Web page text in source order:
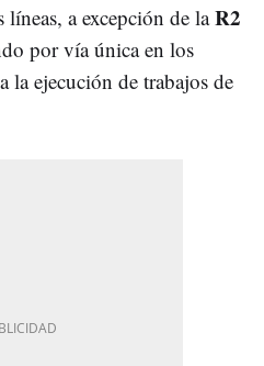
a excepción de laR2
por vía única en los
la ejecución de trabajos de